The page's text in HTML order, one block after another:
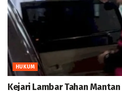
HUKUM
Kejari Lambar Tahan